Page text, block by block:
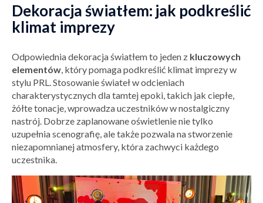
Dekoracja światłem: jak podkreślić
klimat imprezy
Odpowiednia dekoracja światłem to jeden z kluczowych
elementów, który pomaga podkreślić klimat imprezy w
stylu PRL. Stosowanie świateł w odcieniach
charakterystycznych dla tamtej epoki, takich jak ciepłe,
żółte tonacje, wprowadza uczestników w nostalgiczny
nastrój. Dobrze zaplanowane oświetlenie nie tylko
uzupełnia scenografię, ale także pozwala na stworzenie
niezapomnianej atmosfery, która zachwyci każdego
uczestnika.